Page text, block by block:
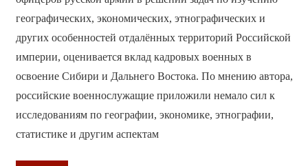
географических, экономических, этнографических и
других особенностей отдалённых территорий Российской
империи, оценивается вклад кадровых военных в
освоение Сибири и Дальнего Востока. По мнению автора,
российские военнослужащие приложили немало сил к
исследованиям по географии, экономике, этнографии,
статистике и другим аспектам